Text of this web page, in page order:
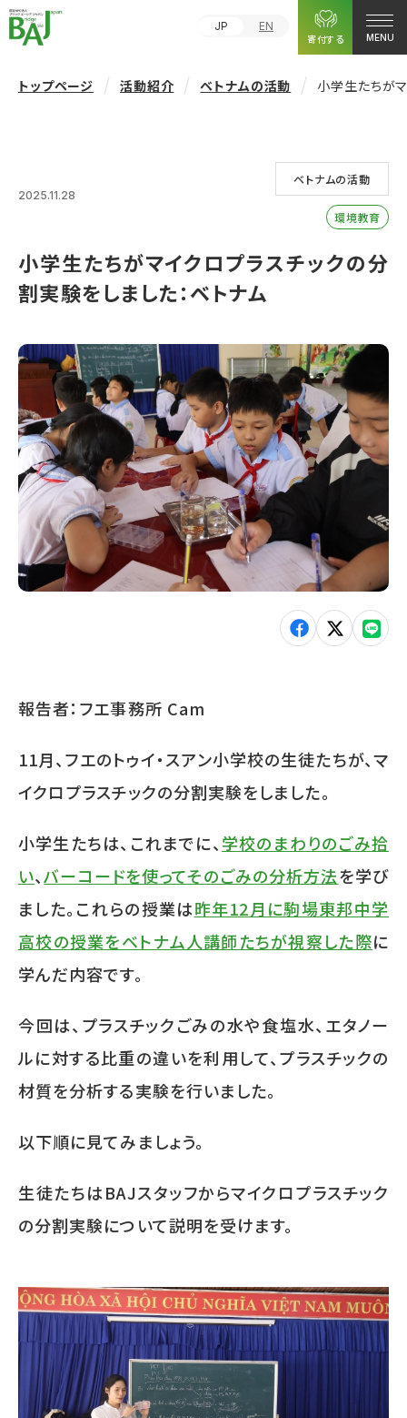
JP
EN
寄付する
MENU
トップページ 活動紹介 ベトナムの活動 小学生たちが
2025.11.28
ベトナムの活動
環境教育
小学生たちがマイクロプラスチックの分
割実験をしました：ベトナム
報告者：フエ事務所 Cam
11月、フエのトゥイ・スアン小学校の生徒たちが、マ
イクロプラスチックの分割実験をしました。
小学生たちは、これまでに、学校のまわりのごみ拾
い、バーコードを使ってそのごみの分析方法を学び
ました。これらの授業は昨年12月に駒場東邦中学
高校の授業をベトナム人講師たちが視察した際に
学んだ内容です。
今回は、プラスチックごみの水や食塩水、エタノー
ルに対する比重の違いを利用して、プラスチックの
材質を分析する実験を行いました。
以下順に見てみましょう。
生徒たちはBAJスタッフからマイクロプラスチック
の分割実験について説明を受けます。